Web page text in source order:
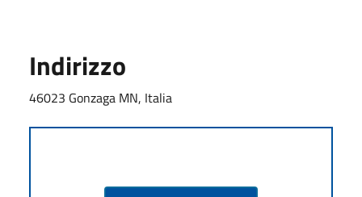
Indirizzo
46023 Gonzaga MN, Italia